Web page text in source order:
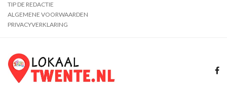
TIP DE REDACTIE
ALGEMENE VOORWAARDEN
PRIVACYVERKLARING